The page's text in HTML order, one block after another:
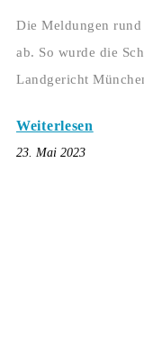
Die Meldungen
ab. So wurde die
Landgericht
Weiterlesen
23. Mai 2023